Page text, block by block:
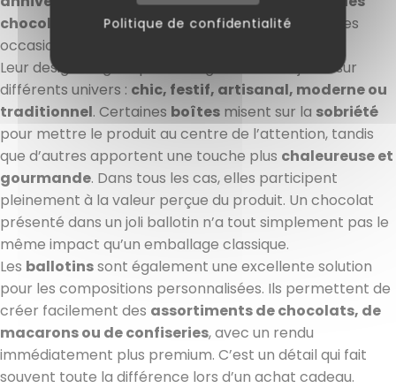
chocolats
, elles s’adaptent facilement à toutes les
occasions.
Leur design élégant permet également de jouer sur
différents univers : chic, festif, artisanal, moderne ou
traditionnel. Certaines boîtes misent sur la sobriété
pour mettre le produit au centre de l’attention, tandis
que d’autres apportent une touche plus chaleureuse et
gourmande. Dans tous les cas, elles participent
pleinement à la valeur perçue du produit. Un chocolat
présenté dans un joli ballotin n’a tout simplement pas le
même impact qu’un emballage classique.
Les ballotinssont également une excellente solution
pour les compositions personnalisées. Ils permettent de
créer facilement des assortiments de chocolats, de
macarons ou de confiseries, avec un rendu
immédiatement plus premium. C’est un détail qui fait
souvent toute la différence lors d’un achat cadeau.
Politique de confidentialité